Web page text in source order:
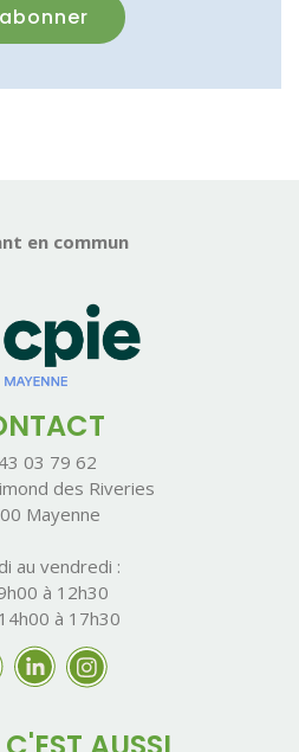
en commun
03 79 62
des Riveries
Mayenne
au vendredi :
à 12h30
à 17h30